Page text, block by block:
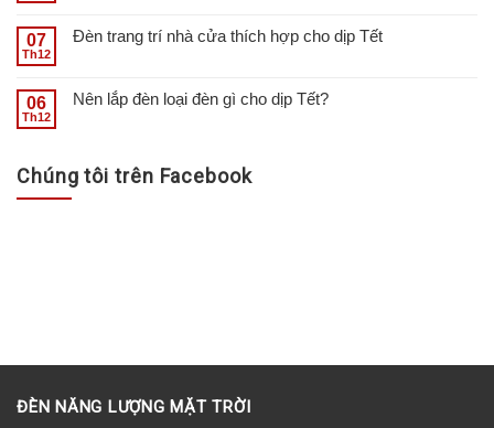
07
Th12
Đèn trang trí nhà cửa thích hợp cho dịp Tết
06
Th12
Nên lắp đèn loại đèn gì cho dịp Tết?
Chúng tôi trên Facebook
ĐÈN NĂNG LƯỢNG MẶT TRỜI